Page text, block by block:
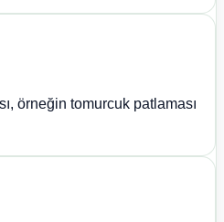
örneğin tomurcuk patlaması